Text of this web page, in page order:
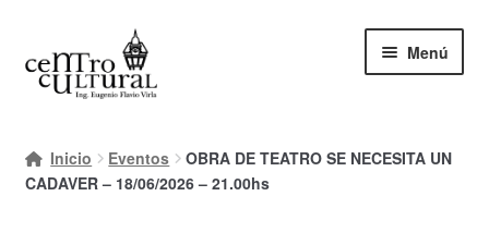
a
al
contenido
Menú
Mi cuenta
Inicio Eventos
OBRA DE TEATRO SE NECESITA UN
CADAVER – 18/06/2026 – 21.00hs